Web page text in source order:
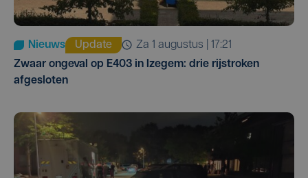
Nieuws Update
za 1 augustus | 17:21
Zwaar ongeval op E403 in Izegem: drie rijstroken
afgesloten